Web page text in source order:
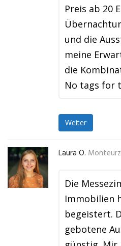
Preis ab 20
und die
meine
die
No tags for
Weiter
Laura O.
Die
Immobilien
begeistert.
gebotene